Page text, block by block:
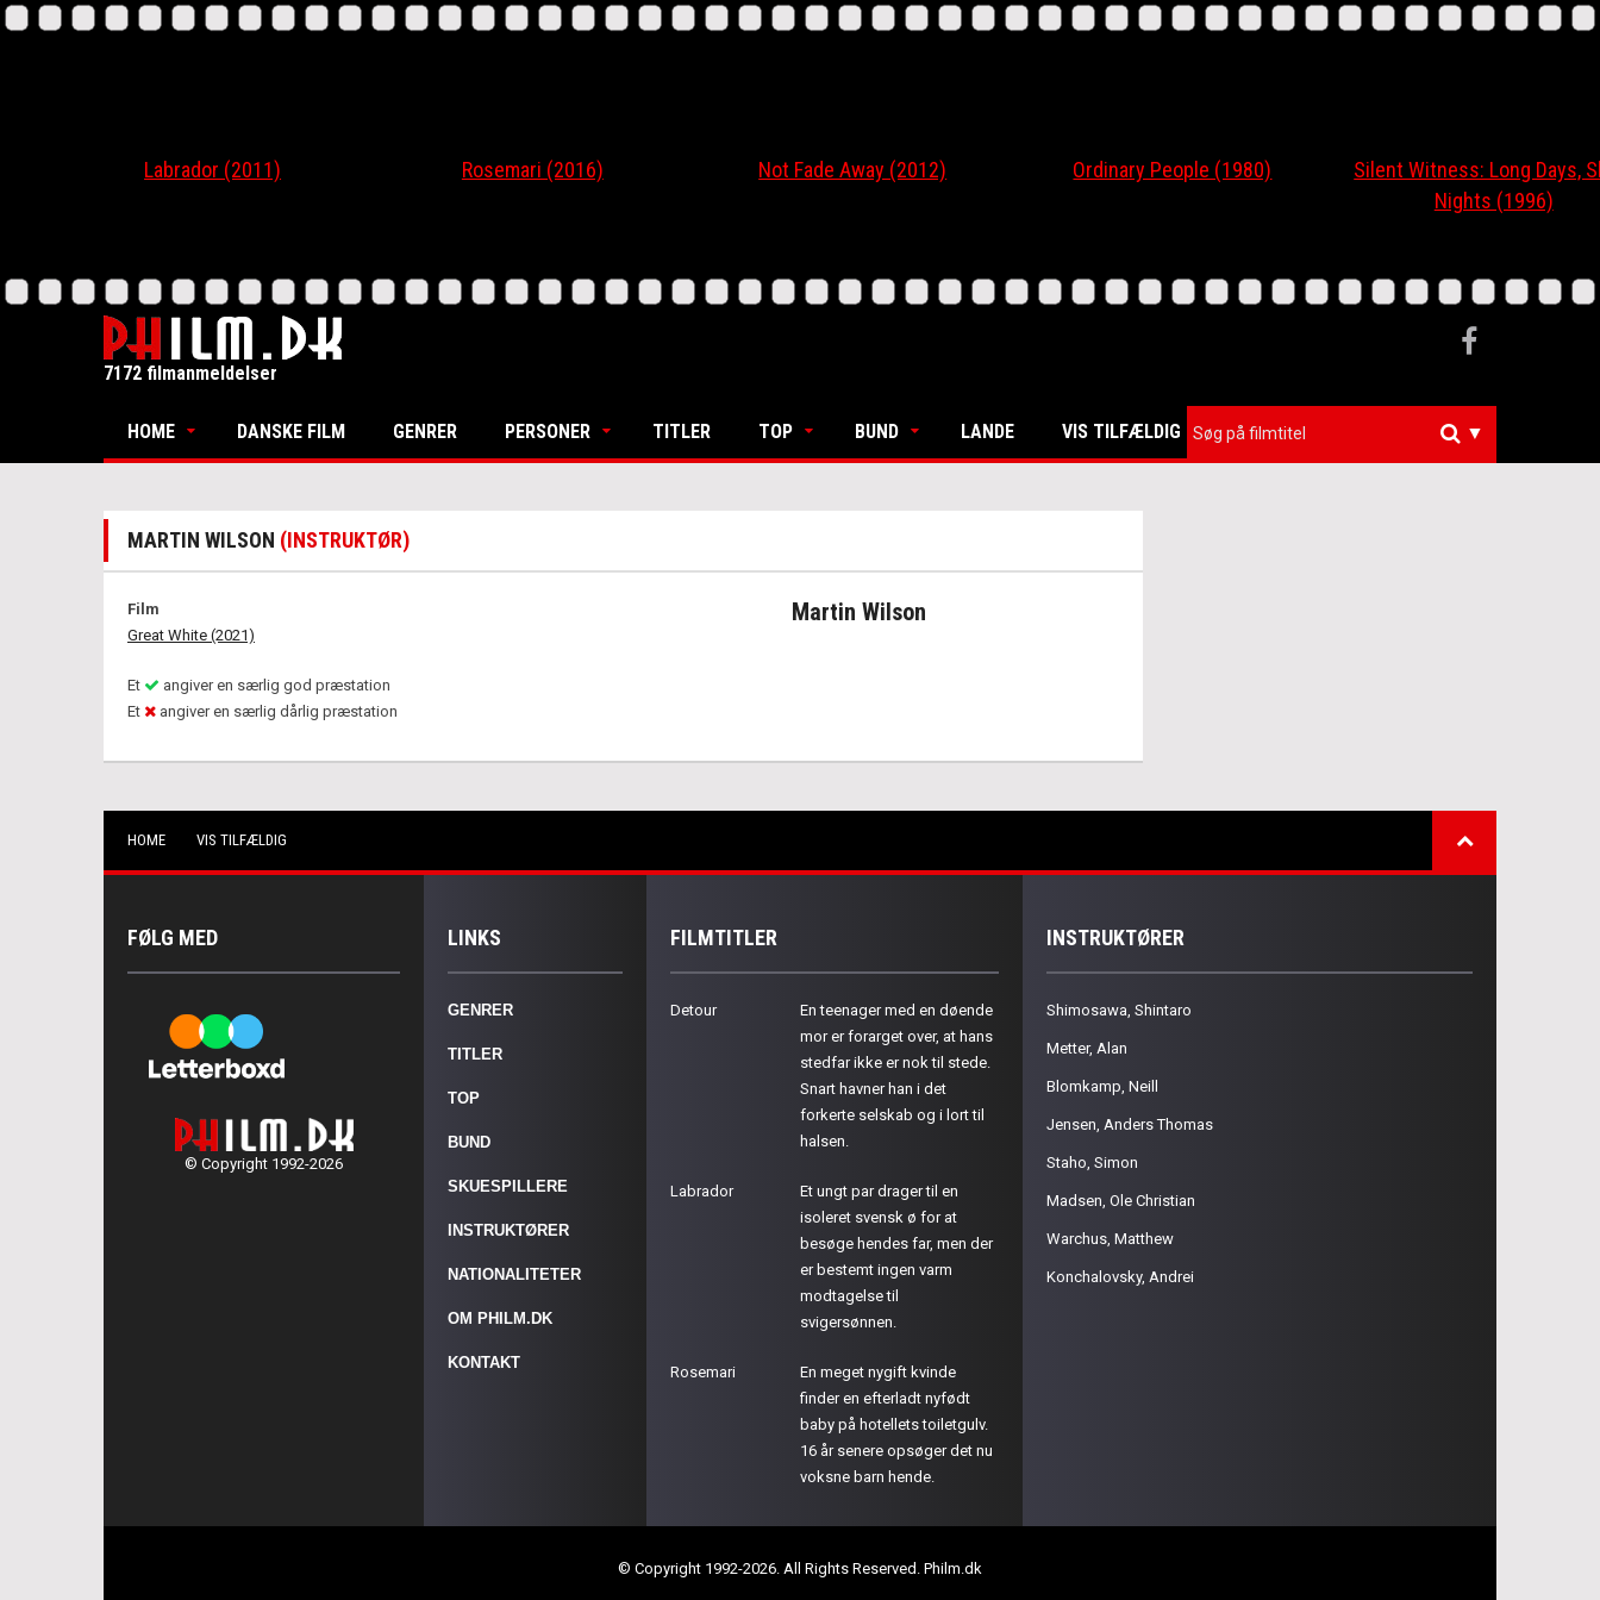
Labrador (2011) Rosemari (2016) Not Fade Away (2012) Ordinary People (1980)
Silent Witness: Long Days, Short
Nights (1996)
7172 filmanmeldelser
HOME DANSKE FILM GENRER PERSONER TITLER TOP BUND LANDE VIS TILFÆLDIG ▼
MARTIN WILSON (INSTRUKTØR)
Martin Wilson
Film
Great White (2021)
Et
angiver en særlig god præstation
Et
angiver en særlig dårlig præstation
HOME VIS TILFÆLDIG
FØLG MED
© Copyright 1992-2026
LINKS
GENRER
TITLER
TOP
BUND
SKUESPILLERE
INSTRUKTØRER
NATIONALITETER
OM PHILM.DK
KONTAKT
FILMTITLER
Detour
En teenager med en døende
mor er forarget over, at hans
stedfar ikke er nok til stede.
Snart havner han i det
forkerte selskab og i lort til
halsen.
Labrador
Et ungt par drager til en
isoleret svensk ø for at
besøge hendes far, men der
er bestemt ingen varm
modtagelse til
svigersønnen.
Rosemari
En meget nygift kvinde
finder en efterladt nyfødt
baby på hotellets toiletgulv.
16 år senere opsøger det nu
voksne barn hende.
INSTRUKTØRER
Shimosawa, Shintaro
Metter, Alan
Blomkamp, Neill
Jensen, Anders Thomas
Staho, Simon
Madsen, Ole Christian
Warchus, Matthew
Konchalovsky, Andrei
© Copyright 1992-2026. All Rights Reserved. Philm.dk